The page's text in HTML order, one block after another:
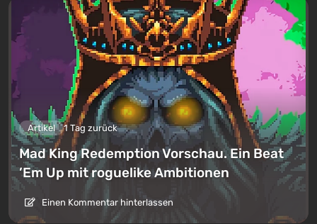
Artikel 1 Tag zurück
Mad King Redemption Vorschau. Ein Beat
’Em Up mit roguelike Ambitionen
Einen Kommentar hinterlassen